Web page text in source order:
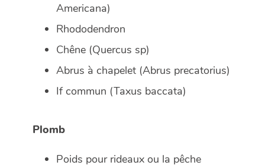
Americana)
Rhododendron
Chêne (Quercus sp)
Abrus à chapelet (Abrus precatorius)
If commun (Taxus baccata)
Plomb
Poids pour rideaux ou la pêche